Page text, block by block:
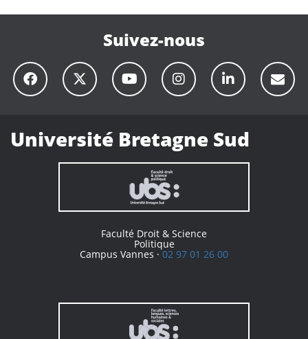
Suivez-nous
Université Bretagne Sud
Faculté Droit & Science
Politique
Campus Vannes ·02 97 01 26 00